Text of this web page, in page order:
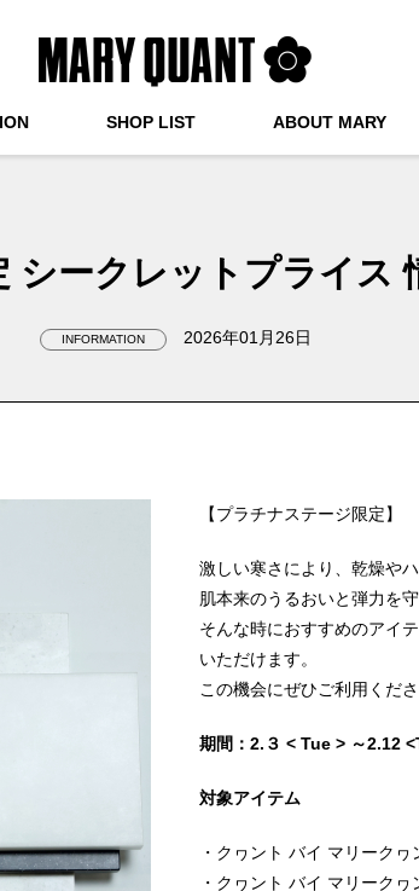
SHOP LIST ABOUT MARY
シークレットプライス
INFORMATION 2026年01月26日
【プラチナステージ限定】
激しい寒さにより、乾燥や
肌本来のうるおいと弾力を
そんな時におすすめのアイ
いただけます。
この機会にぜひご利用くださ
期間： 2. ３ < Tue > ～2.12
対象アイテム
・クヮント バイ マリーク
・クヮント バイ マリーク